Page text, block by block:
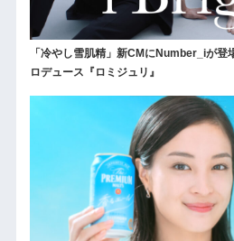
「冷やし雪肌精」新CMにNumber_iが登
ロデュース『ロミジュリ』